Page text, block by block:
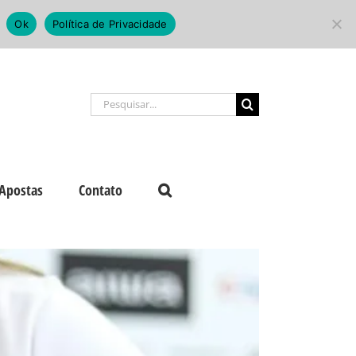
Buscar
resultados
Contato
Ok Política de Privacidade